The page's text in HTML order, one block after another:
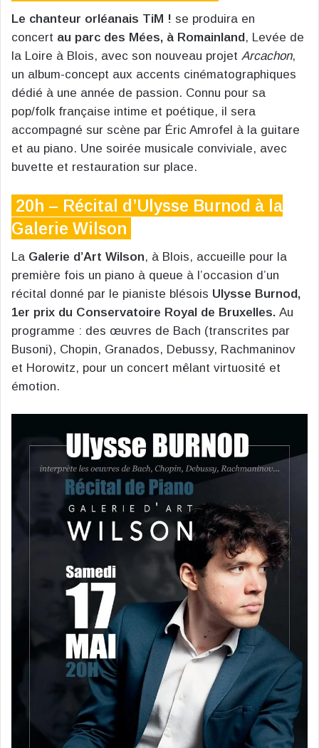
Le chanteur orléanais TiM ! se produira en
concert au parc des Mées, à Romainland, Levée de
la Loire à Blois, avec son nouveau projet Arcachon,
un album-concept aux accents cinématographiques
dédié à une année de passion. Connu pour sa
pop/folk française intime et poétique, il sera
accompagné sur scène par Éric Amrofel à la guitare
et au piano. Une soirée musicale conviviale, avec
buvette et restauration sur place.
20h – Récital d’Ulysse Burnod à la
Galerie Wilson
La Galerie d’Art Wilson, à Blois, accueille pour la
première fois un piano à queue à l’occasion d’un
récital donné par le pianiste blésois Ulysse Burnod,
1er prix du Conservatoire Royal de Bruxelles. Au
programme : des œuvres de Bach (transcrites par
Busoni), Chopin, Granados, Debussy, Rachmaninov
et Horowitz, pour un concert mêlant virtuosité et
émotion.